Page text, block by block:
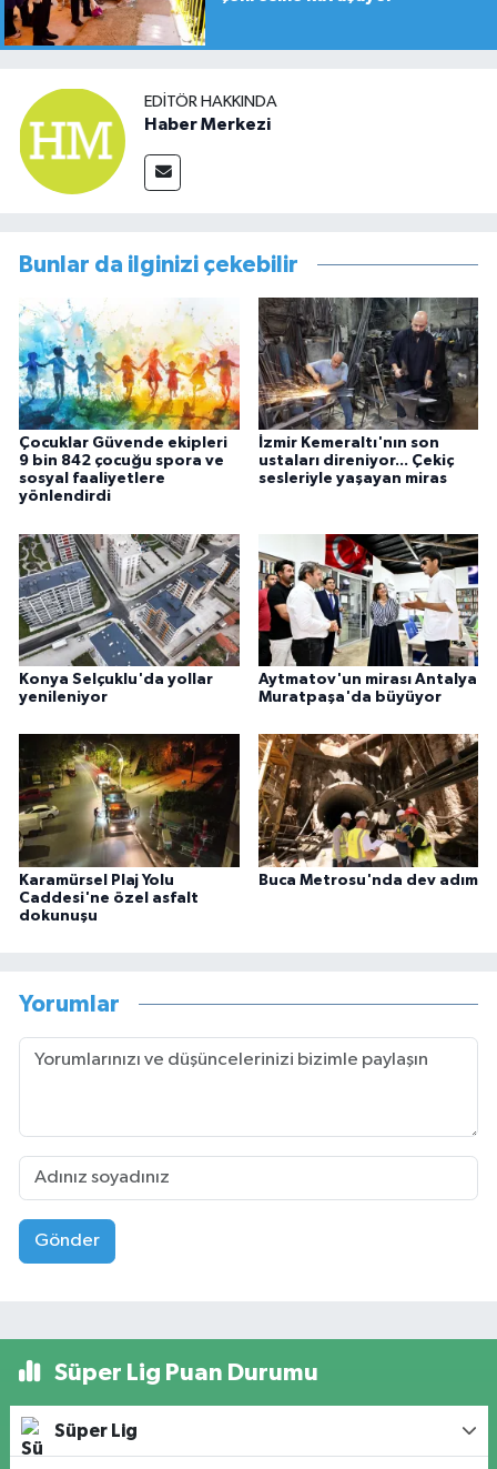
EDITÖR HAKKINDA
Haber Merkezi
Bunlar da ilginizi çekebilir
Çocuklar Güvende ekipleri
9 bin 842 çocuğu spora ve
sosyal faaliyetlere
yönlendirdi
İzmir Kemeraltı'nın son
ustaları direniyor... Çekiç
sesleriyle yaşayan miras
Konya Selçuklu'da yollar
yenileniyor
Aytmatov'un mirası Antalya
Muratpaşa'da büyüyor
Karamürsel Plaj Yolu
Caddesi'ne özel asfalt
dokunuşu
Buca Metrosu'nda dev adım
Yorumlar
Gönder
Süper Lig Puan Durumu
Süper Lig